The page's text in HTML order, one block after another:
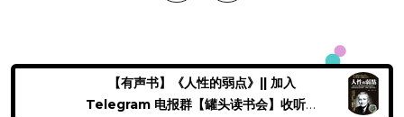
【有声书】《人性的弱点》|| 加入
Telegram 电报群【罐头读书会】收听本